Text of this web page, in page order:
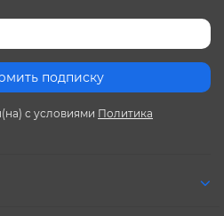
подписку
с условиями Политика